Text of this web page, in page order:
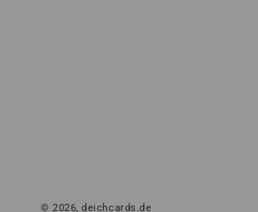
© 2026,deichcards.de